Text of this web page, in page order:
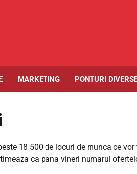
MARKETING PONTURI DIVERSE
18 500 de locuri de munca ce vor
ca pana vineri numarul